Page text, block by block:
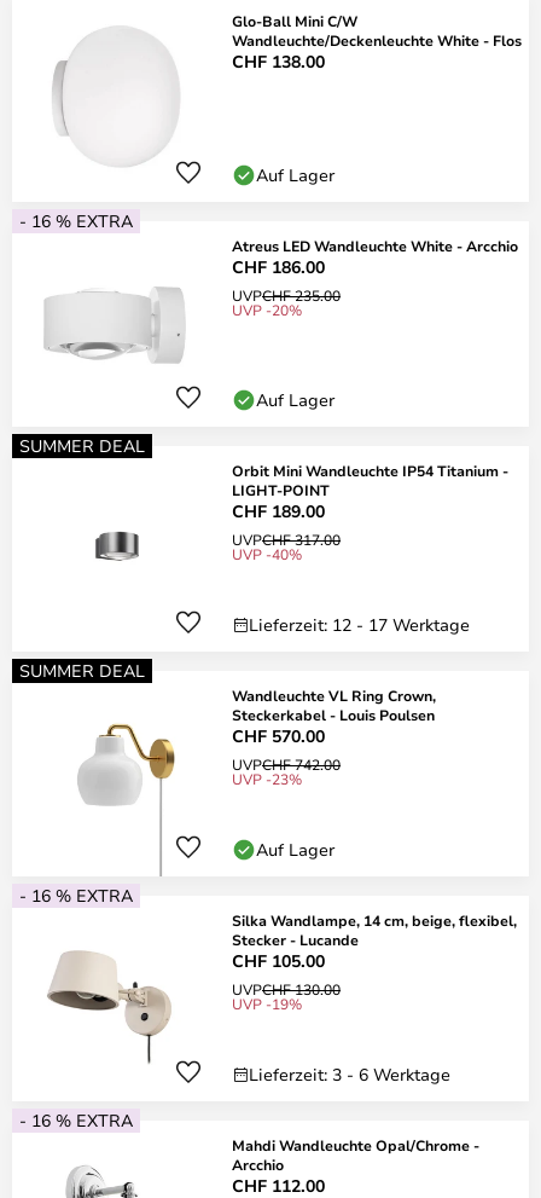
Glo-Ball Mini C/W
Wandleuchte/Deckenleuchte White - Flos
CHF 138.00
Auf Lager
- 16 % EXTRA
Atreus LED Wandleuchte White - Arcchio
CHF 186.00
UVPCHF 235.00
UVP -20%
Auf Lager
SUMMER DEAL
Orbit Mini Wandleuchte IP54 Titanium -
LIGHT-POINT
CHF 189.00
UVPCHF 317.00
UVP -40%
Lieferzeit: 12 - 17 Werktage
SUMMER DEAL
Wandleuchte VL Ring Crown,
Steckerkabel - Louis Poulsen
CHF 570.00
UVPCHF 742.00
UVP -23%
Auf Lager
- 16 % EXTRA
Silka Wandlampe, 14 cm, beige, flexibel,
Stecker - Lucande
CHF 105.00
UVPCHF 130.00
UVP -19%
Lieferzeit: 3 - 6 Werktage
- 16 % EXTRA
Mahdi Wandleuchte Opal/Chrome -
Arcchio
CHF 112.00